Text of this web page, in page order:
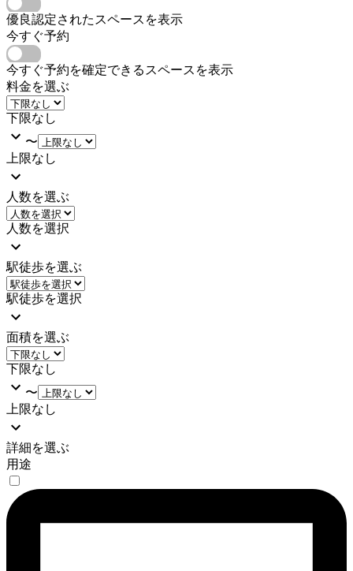
優良認定されたスペースを表示
今すぐ予約
今すぐ予約を確定できるスペースを表示
料金を選ぶ
下限なし
〜
上限なし
人数を選ぶ
人数を選択
駅徒歩を選ぶ
駅徒歩を選択
面積を選ぶ
下限なし
〜
上限なし
詳細を選ぶ
用途